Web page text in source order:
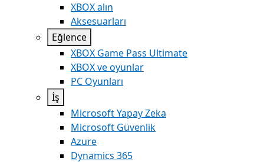
XBOX alın
Aksesuarları
Eğlence
XBOX Game Pass Ultimate
XBOX ve oyunlar
PC Oyunları
İş
Microsoft Yapay Zeka
Microsoft Güvenlik
Azure
Dynamics 365